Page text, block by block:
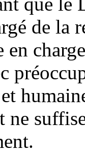
de la
en
ne